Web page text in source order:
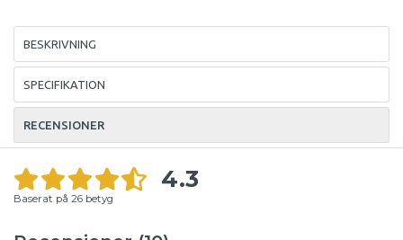
BESKRIVNING
SPECIFIKATION
RECENSIONER
4.3
Baserat på 26 betyg